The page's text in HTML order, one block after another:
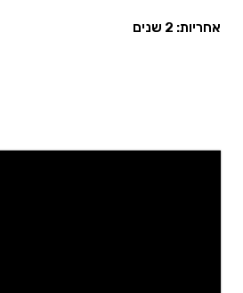
אחריות: 2 שנים